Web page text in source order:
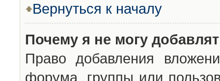
Вернуться к началу
Почему я не могу
Право добавления
форума, группы или